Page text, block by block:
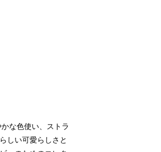
な色使い、ストラ
しい可愛らしさと